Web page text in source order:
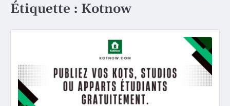
Étiquette : Kotnow